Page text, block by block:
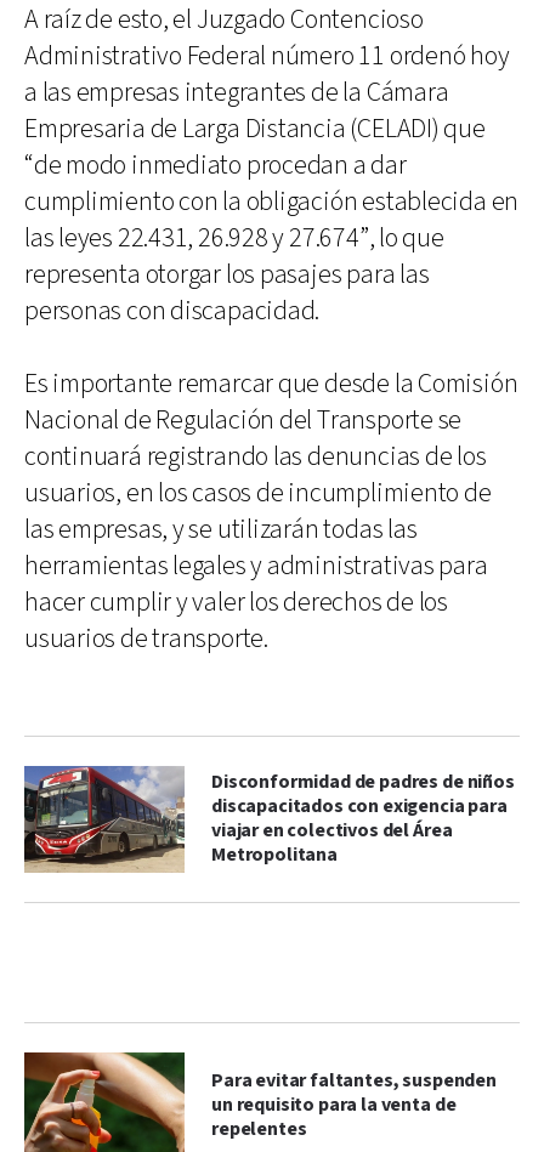
A raíz de esto, el Juzgado Contencioso
Administrativo Federal número 11 ordenó hoy
a las empresas integrantes de la Cámara
Empresaria de Larga Distancia (CELADI) que
“de modo inmediato procedan a dar
cumplimiento con la obligación establecida en
las leyes 22.431, 26.928 y 27.674”, lo que
representa otorgar los pasajes para las
personas con discapacidad.
Es importante remarcar que desde la Comisión
Nacional de Regulación del Transporte se
continuará registrando las denuncias de los
usuarios, en los casos de incumplimiento de
las empresas, y se utilizarán todas las
herramientas legales y administrativas para
hacer cumplir y valer los derechos de los
usuarios de transporte.
Disconformidad de padres de niños
discapacitados con exigencia para
viajar en colectivos del Área
Metropolitana
Para evitar faltantes, suspenden
un requisito para la venta de
repelentes